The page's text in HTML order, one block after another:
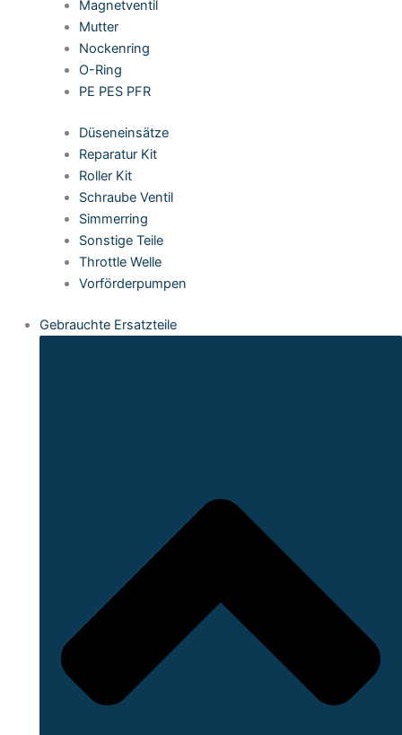
Magnetventil
Mutter
Nockenring
O-Ring
PE PES PFR
Düseneinsätze
Reparatur Kit
Roller Kit
Schraube Ventil
Simmerring
Sonstige Teile
Throttle Welle
Vorförderpumpen
Gebrauchte Ersatzteile